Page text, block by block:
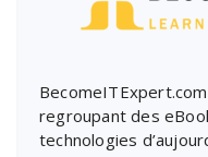
regroupant des
technologies